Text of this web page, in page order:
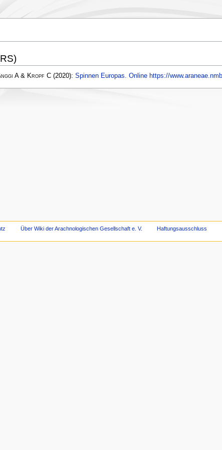
A & Kropf C(2020): Spinnen Europas. Online https://
Über Wiki der Arachnologischen Gesellschaft e. V. Haftungsausschluss